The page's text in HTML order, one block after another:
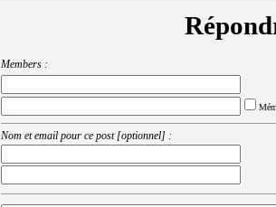
Members :
Nom et email pour ce post [optionnel] :